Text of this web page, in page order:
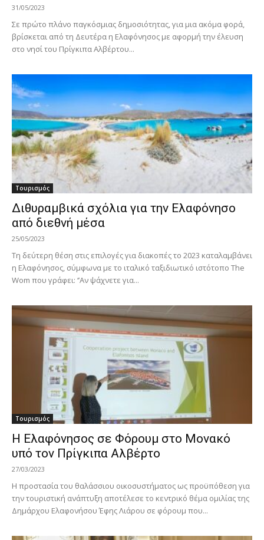
31/05/2023
Σε πρώτο πλάνο παγκόσμιας δημοσιότητας, για μια ακόμα φορά,
βρίσκεται από τη Δευτέρα η Ελαφόνησος με αφορμή την έλευση
στο νησί του Πρίγκιπα Αλβέρτου...
Τουρισμός
Διθυραμβικά σχόλια για την Ελαφόνησο
από διεθνή μέσα
25/05/2023
Τη δεύτερη θέση στις επιλογές για διακοπές το 2023 καταλαμβάνει
η Ελαφόνησος, σύμφωνα με το ιταλικό ταξιδιωτικό ιστότοπο The
Wom που γράφει: ‘’Αν ψάχνετε για...
Τουρισμός
Η Ελαφόνησος σε Φόρουμ στο Μονακό
υπό τον Πρίγκιπα Αλβέρτο
27/03/2023
Η προστασία του θαλάσσιου οικοσυστήματος ως προϋπόθεση για
την τουριστική ανάπτυξη αποτέλεσε το κεντρικό θέμα ομιλίας της
Δημάρχου Ελαφονήσου Έφης Λιάρου σε φόρουμ που...